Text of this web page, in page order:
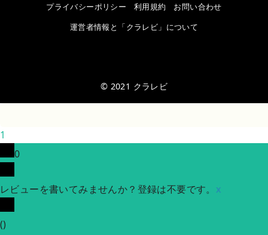
プライバシーポリシー 利用規約
お問い合わせ
運営者情報と「クラレビ」について
© 2021 クラレビ
1
0
レビューを書いてみませんか？登録は不要です。 x
()